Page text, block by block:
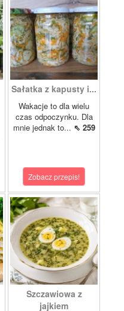
Sałatka z kapusty i...
Wakacje to dla wielu
czas odpoczynku. Dla
mnie jednak to... ⇖ 259
Zobacz przepis!
Szczawiowa z
jajkiem